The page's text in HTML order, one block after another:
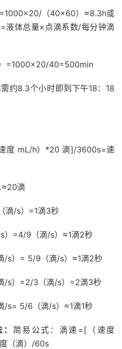
（40×60）≈8.3h或
液体总量×点滴系数/每分钟滴
=1000×20/40=500min
约8.3个小时即到下午18：18
度 mL/h）*20 滴]/3600s=速
滴
滴/s）=1滴3秒
=4/9（滴/s）≈1滴2秒
/s）= 5/9（滴/s）≈1滴2秒
/s）=2/3（滴/s）=2滴3秒
/s= 5/6（滴/s）≈1滴1秒
简易公式：滴速=[（速度
（滴）/60s